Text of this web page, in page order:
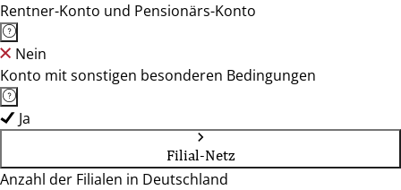
Rentner-Konto und Pensionärs-Konto
Nein
Konto mit sonstigen besonderen Bedingungen
Ja
Filial-Netz
Anzahl der Filialen in Deutschland